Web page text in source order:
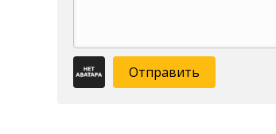
Отправить